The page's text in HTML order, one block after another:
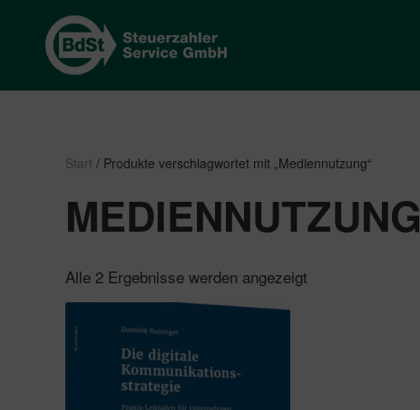
Start / Produkte verschlagwortet mit „Mediennutzung“
MEDIENNUTZUNG
Alle 2 Ergebnisse werden angezeigt